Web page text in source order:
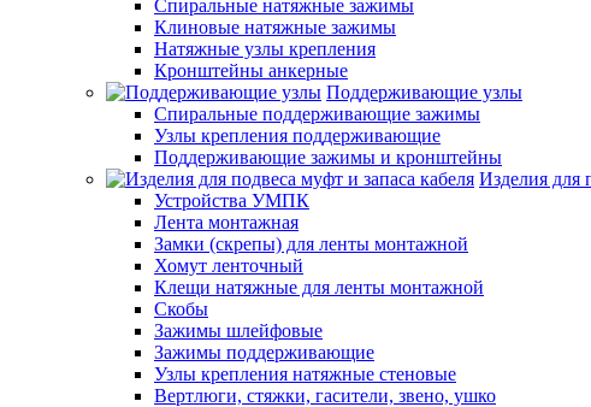
Спиральные натяжные зажимы
Клиновые натяжные зажимы
Натяжные узлы крепления
Кронштейны анкерные
Поддерживающие узлы
Спиральные поддерживающие зажимы
Узлы крепления поддерживающие
Поддерживающие зажимы и кронштейны
Изделия для
Устройства УМПК
Лента монтажная
Замки (скрепы) для ленты монтажной
Хомут ленточный
Клещи натяжные для ленты монтажной
Скобы
Зажимы шлейфовые
Зажимы поддерживающие
Узлы крепления натяжные стеновые
Вертлюги, стяжки, гасители, звено, ушко